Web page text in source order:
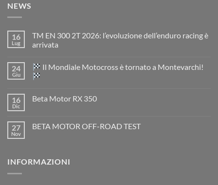
NEWS
16
Lug
TM EN 300 2T 2026: l’evoluzione dell’enduro racing è
arrivata
su
TM
EN
2026:
è
arrivata
24
Giu
Il Mondiale Motocross è tornato a Montevarchi!
su
Motocross
è
16
Dic
Beta Motor RX 350
Beta
27
Nov
BETA MOTOR OFF-ROAD TEST
MOTOR
INFORMAZIONI